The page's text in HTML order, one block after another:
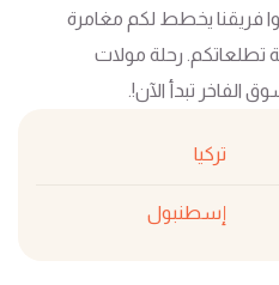
فريقنا يخطط لكم مغامرة
تطلعاتكم. رحلة مولات
الفاخر تبدأ الآن!.
تركيا
إسطنبول